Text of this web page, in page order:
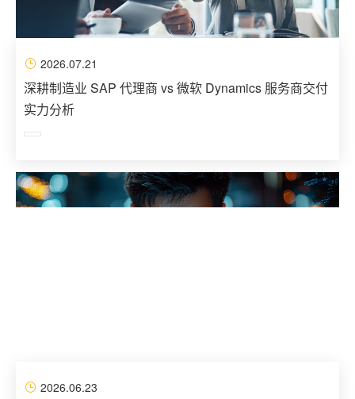
2026.07.21
深耕制造业 SAP 代理商 vs 微软 Dynamics 服务商交付
实力分析
2026.06.23